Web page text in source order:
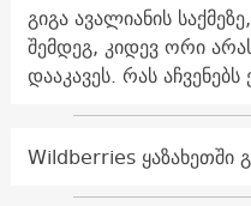
გიგა ავალიანის
შემდეგ, კიდევ ორი
დააკავეს. რას აჩვენებს
Wildberries ყაზახეთში